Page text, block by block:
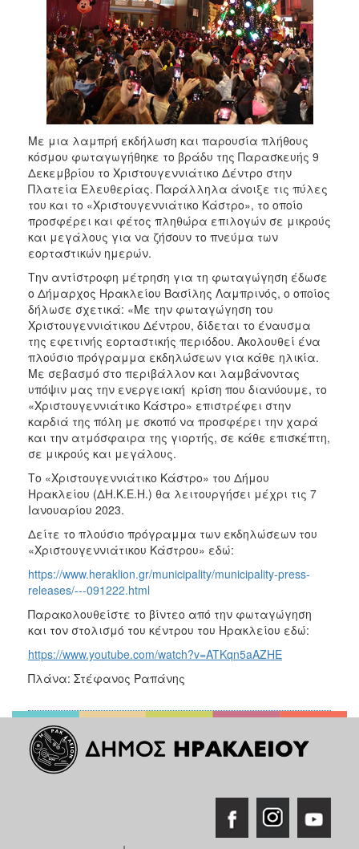
ΑΝΘΕΚΤΙΚΗ
Με μια λαμπρή εκδήλωση και παρουσία πλήθους
κόσμου φωταγωγήθηκε το βράδυ της Παρασκευής 9
Δεκεμβρίου το Χριστουγεννιάτικο Δέντρο στην
Πλατεία Ελευθερίας. Παράλληλα άνοιξε τις πύλες
του και το «Χριστουγεννιάτικο Κάστρο», το οποίο
προσφέρει και φέτος πληθώρα επιλογών σε μικρούς
και μεγάλους για να ζήσουν το πνεύμα των
εορταστικών ημερών.
Την αντίστροφη μέτρηση για τη φωταγώγηση έδωσε
ο Δήμαρχος Ηρακλείου Βασίλης Λαμπρινός, ο οποίος
δήλωσε σχετικά: «Με την φωταγώγηση του
Χριστουγεννιάτικου Δέντρου, δίδεται το έναυσμα
της εφετινής εορταστικής περιόδου. Ακολουθεί ένα
πλούσιο πρόγραμμα εκδηλώσεων για κάθε ηλικία.
Με σεβασμό στο περιβάλλον και λαμβάνοντας
υπόψιν μας την ενεργειακή κρίση που διανύουμε, το
«Χριστουγεννιάτικο Κάστρο» επιστρέφει στην
καρδιά της πόλη με σκοπό να προσφέρει την χαρά
και την ατμόσφαιρα της γιορτής, σε κάθε επισκέπτη,
σε μικρούς και μεγάλους.
Το «Χριστουγεννιάτικο Κάστρο» του Δήμου
Ηρακλείου (ΔΗ.Κ.Ε.Η.) θα λειτουργήσει μέχρι τις 7
Ιανουαρίου 2023.
Δείτε το πλούσιο πρόγραμμα των εκδηλώσεων του
«Χριστουγεννιάτικου Κάστρου» εδώ:
https://www.heraklion.gr/municipality/municipality-press-
releases/---091222.html
Παρακολουθείστε το βίντεο από την φωταγώγηση
και τον στολισμό του κέντρου του Ηρακλείου εδώ:
https://www.youtube.com/watch?v=ATKqn5aAZHE
Πλάνα: Στέφανος Ραπάνης